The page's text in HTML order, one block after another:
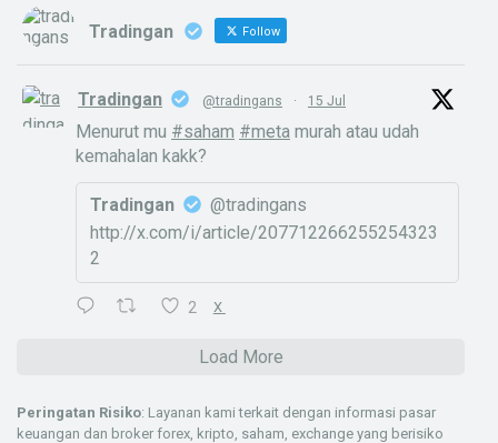
Tradingan Follow
Tradingan @tradingans · 15 Jul
Menurut mu #saham #meta murah atau udah
kemahalan kakk?
Tradingan
@tradingans
http://x.com/i/article/207712266255254323
2
2 X
Load More
Peringatan Risiko: Layanan kami terkait dengan informasi pasar
keuangan dan broker forex, kripto, saham, exchange yang berisiko